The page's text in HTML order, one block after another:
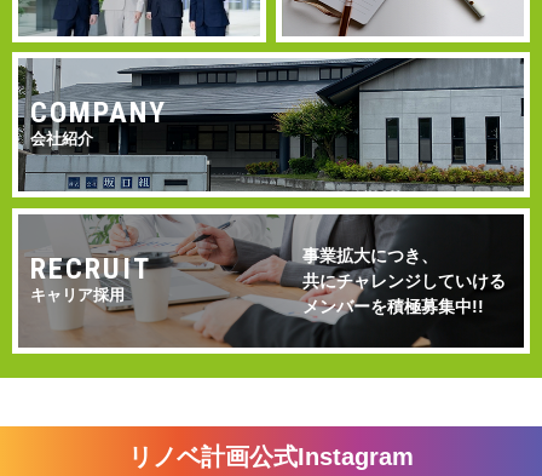
COMPANY
会社紹介
RECRUIT
キャリア採用
事業拡大につき、
共にチャレンジしていける
メンバーを積極募集中!!
リノベ計画公式Instagram